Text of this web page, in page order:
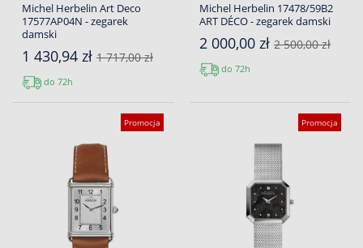
Michel Herbelin Art Deco
17577AP04N - zegarek
damski
1 430,94 zł 1 717,00 zł
do 72h
Michel Herbelin 17478/59B2
ART DÉCO - zegarek damski
2 000,00 zł 2 500,00 zł
do 72h
Promocja Promocja